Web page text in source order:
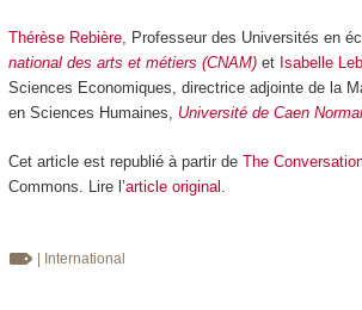
Thérèse Rebière, Professeur des Universités en
national des arts et métiers (CNAM)et Isabelle
Sciences Economiques, directrice adjointe de la
en Sciences Humaines, Université de Caen
Cet article est republié à partir de The
Commons. Lire l’article original
| International